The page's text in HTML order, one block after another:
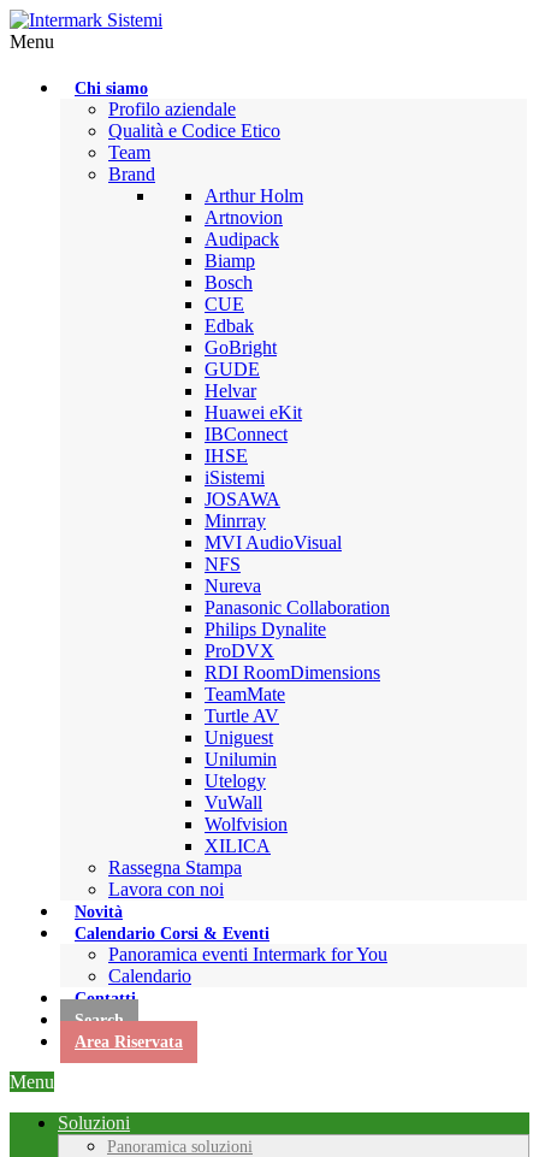
Menu
Chi siamo
Profilo aziendale
Qualità e Codice Etico
Team
Brand
Arthur Holm
Artnovion
Audipack
Biamp
Bosch
CUE
Edbak
GoBright
GUDE
Helvar
Huawei eKit
IBConnect
IHSE
iSistemi
JOSAWA
Minrray
MVI AudioVisual
NFS
Nureva
Panasonic Collaboration
Philips Dynalite
ProDVX
RDI RoomDimensions
TeamMate
Turtle AV
Uniguest
Unilumin
Utelogy
VuWall
Wolfvision
XILICA
Rassegna Stampa
Lavora con noi
Novità
Calendario Corsi & Eventi
Panoramica eventi Intermark for You
Calendario
Contatti
Search
Area Riservata
Menu
Soluzioni
Panoramica soluzioni